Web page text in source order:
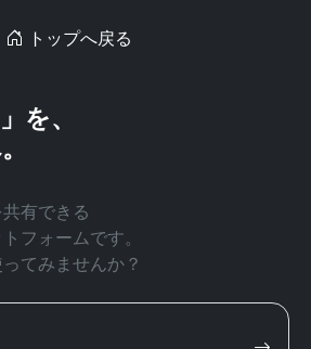
トップへ戻る
を、
有できる
フォームです。
てみませんか？